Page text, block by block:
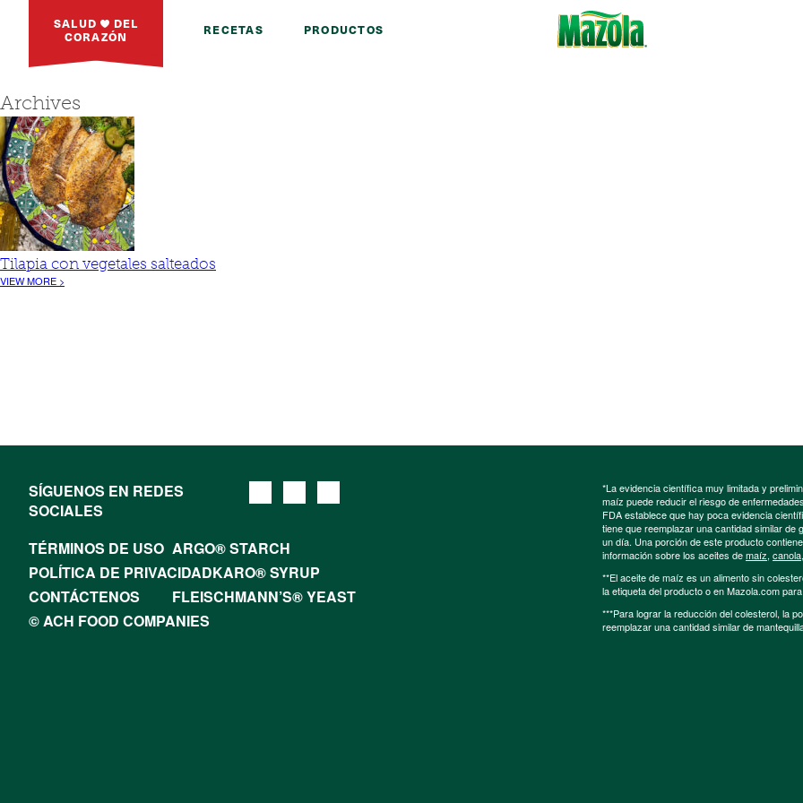
SALUD DEL
CORAZÓN RECETAS PRODUCTOS
Archives
Tilapia con vegetales salteados
VIEW MORE >
SÍGUENOS EN REDES
SOCIALES
TÉRMINOS DE USO ARGO® STARCH
POLÍTICA DE PRIVACIDADKARO® SYRUP
CONTÁCTENOS
FLEISCHMANN’S® YEAST
© ACH FOOD COMPANIES
*La evidencia científica muy limitada y
maíz puede reducir el riesgo de
FDA establece que hay poca evidencia
tiene que reemplazar una cantidad similar
un día. Una porción de este producto
información sobre los aceites demaíz, canola,
**El aceite de maíz es un alimento sin
la etiqueta del producto o en Mazola.com
***Para lograr la reducción del colesterol, la
reemplazar una cantidad similar de